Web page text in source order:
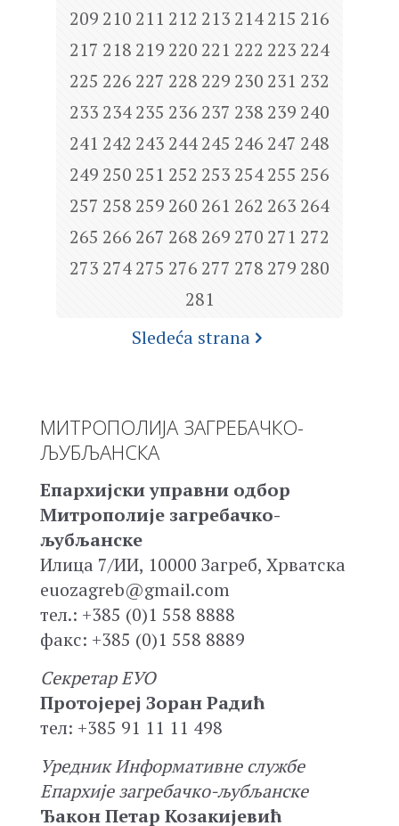
209 210 211 212 213 214215 216
217 218 219 220 221 222 223 224
225 226 227 228 229 230 231 232
233 234235 236 237 238 239 240
241 242 243 244245 246 247 248
249 250 251 252 253 254255 256
257 258 259 260 261 262 263 264
265 266 267 268 269 270 271 272
273 274275 276 277 278 279 280
281
Sledeća strana
МИТРОПОЛИЈА ЗАГРЕБАЧКО-
ЉУБЉАНСКА
Епархијски управни одбор
Митрополије загребачко-
љубљанске
Илица 7/ИИ, 10000 Загреб, Хрватска
euozagreb@gmail.com
тел.: +385 (0)1 558 8888
факс: +385 (0)1 558 8889
Секретар ЕУО
Протојереј Зоран Радић
тел: +385 91 11 11 498
Уредник Информативне службе
Епархије загребачко-љубљанске
Ђакон Петар Козакијевић